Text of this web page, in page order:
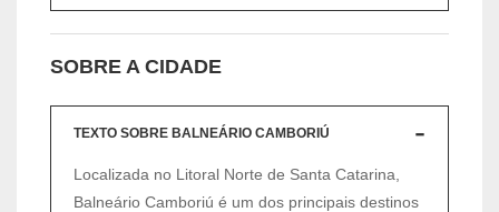
SOBRE A CIDADE
TEXTO SOBRE BALNEÁRIO CAMBORIÚ
Localizada no Litoral Norte de Santa Catarina,
Balneário Camboriú é um dos principais destinos